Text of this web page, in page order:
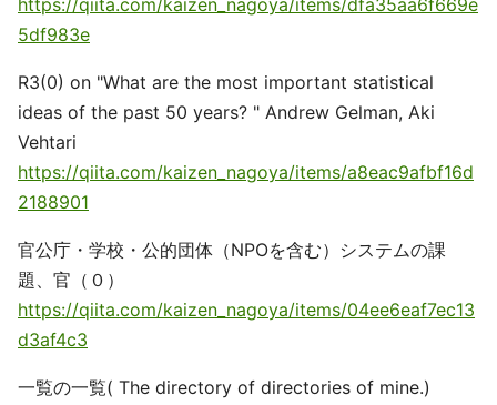
https://qiita.com/kaizen_nagoya/items/dfa35aa6f669e
5df983e
R3(0) on "What are the most important statistical
ideas of the past 50 years? " Andrew Gelman, Aki
Vehtari
https://qiita.com/kaizen_nagoya/items/a8eac9afbf16d
2188901
官公庁・学校・公的団体（NPOを含む）システムの課
題、官（０）
https://qiita.com/kaizen_nagoya/items/04ee6eaf7ec13
d3af4c3
一覧の一覧( The directory of directories of mine.)